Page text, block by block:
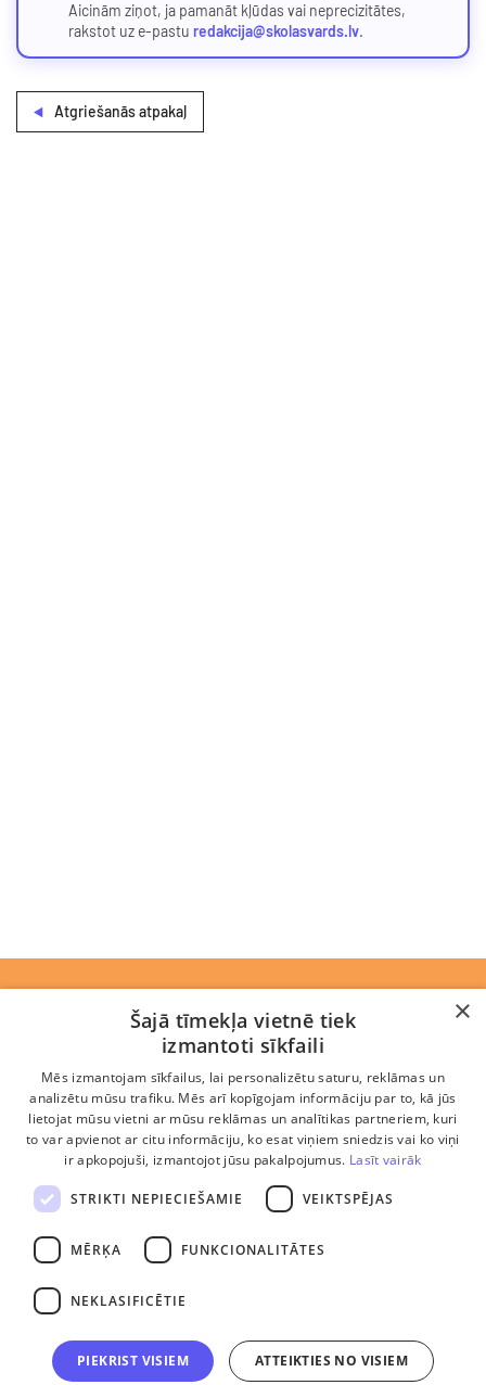
Aicinām ziņot, ja pamanāt kļūdas vai neprecizitātes,
rakstot uz e-pastu redakcija@skolasvards.lv.
Atgriešanās atpakaļ
Komanda
Ētikas kodekss
Privātuma politika
Logotipi
×
Šajā tīmekļa vietnē tiek
izmantoti sīkfaili
Mēs izmantojam sīkfailus, lai personalizētu saturu, reklāmas un
analizētu mūsu trafiku. Mēs arī kopīgojam informāciju par to, kā jūs
lietojat mūsu vietni ar mūsu reklāmas un analītikas partneriem, kuri
to var apvienot ar citu informāciju, ko esat viņiem sniedzis vai ko viņi
ir apkopojuši, izmantojot jūsu pakalpojumus. Lasīt vairāk
STRIKTI NEPIECIEŠAMIE VEIKTSPĒJAS
MĒRĶA FUNKCIONALITĀTES
NEKLASIFICĒTIE
PIEKRIST VISIEM ATTEIKTIES NO VISIEM